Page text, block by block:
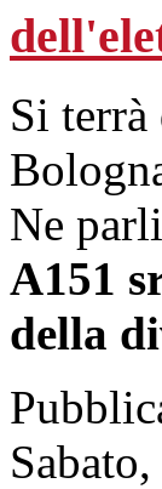
Si
Ne
A151
della